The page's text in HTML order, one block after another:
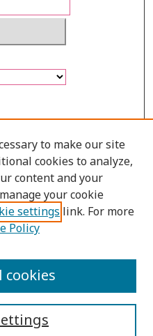
to make our site
cookies to analyze,
content and your
your cookie
settings link. For more
Policy
cookies